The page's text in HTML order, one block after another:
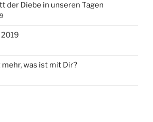
der Diebe in unseren Tagen
was ist mit Dir?